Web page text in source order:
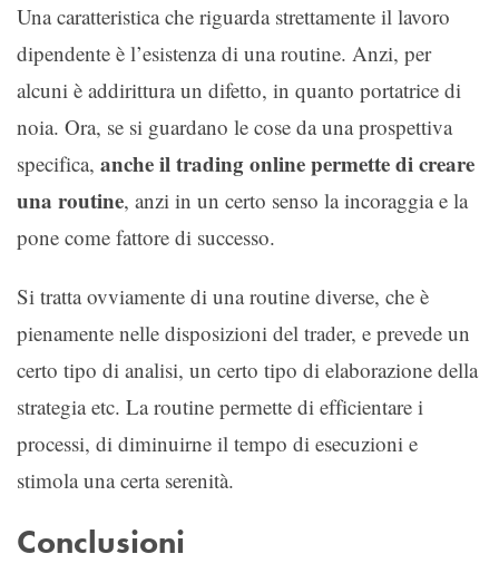
Una caratteristica che riguarda strettamente il lavoro
dipendente è l’esistenza di una routine. Anzi, per
alcuni è addirittura un difetto, in quanto portatrice di
noia. Ora, se si guardano le cose da una prospettiva
specifica, anche il trading online permette di creare
una routine, anzi in un certo senso la incoraggia e la
pone come fattore di successo.
Si tratta ovviamente di una routine diverse, che è
pienamente nelle disposizioni del trader, e prevede un
certo tipo di analisi, un certo tipo di elaborazione della
strategia etc. La routine permette di efficientare i
processi, di diminuirne il tempo di esecuzioni e
stimola una certa serenità.
Conclusioni